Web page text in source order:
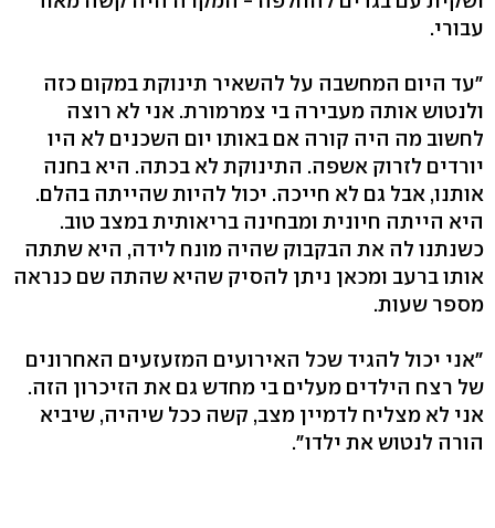
עבורי.
"עד היום המחשבה על להשאיר תינוקת במקום כזה
ולנטוש אותה מעבירה בי צמרמורת. אני לא רוצה
לחשוב מה היה קורה אם באותו יום השכנים לא היו
יורדים לזרוק אשפה. התינוקת לא בכתה. היא בחנה
אותנו, אבל גם לא חייכה. יכול להיות שהייתה בהלם.
היא הייתה חיונית ומבחינה בריאותית במצב טוב.
כשנתנו לה את הבקבוק שהיה מונח לידה, היא שתתה
אותו ברעב ומכאן ניתן להסיק שהיא שהתה שם כנראה
מספר שעות.
"אני יכול להגיד שכל האירועים המזעזעים האחרונים
של רצח הילדים מעלים בי מחדש גם את הזיכרון הזה.
אני לא מצליח לדמיין מצב, קשה ככל שיהיה, שיביא
הורה לנטוש את ילדו".